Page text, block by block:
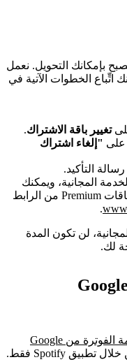
بإمكانك التحويل. نعمل
اتِّباع الخطوات الآتية في
تغيير باقة الاشتراك.
على "إلغاء اشتراك
التأكيد.
المجانية، ويمكنك
تسجيل الاشتراك في إحدى باقات Premium من الرابط
.
لن تكون المدة
خدمة الفوترة من Google